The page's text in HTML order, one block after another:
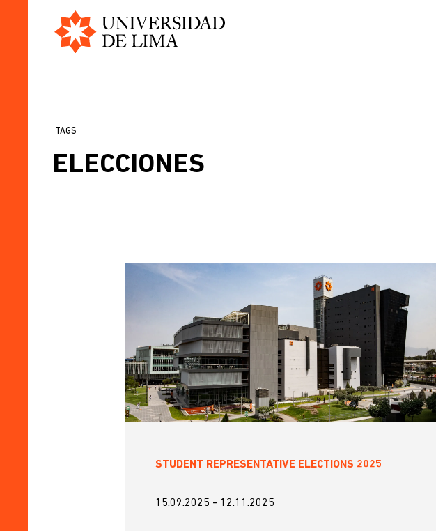
SOBRESCRIBIR
ENLACES
NAVEGACIÓN
TAGS
ELECCIONES
STUDENT REPRESENTATIVE ELECTIONS 2025
15.09.2025 - 12.11.2025